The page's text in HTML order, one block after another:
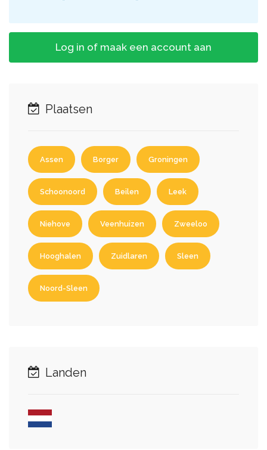
Log in of maak een account aan
Plaatsen
Assen Borger Groningen
Schoonoord Beilen Leek
Niehove Veenhuizen Zweeloo
Hooghalen Zuidlaren Sleen
Noord-Sleen
Landen